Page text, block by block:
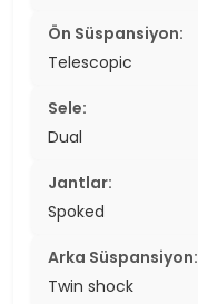
Ön Süspansiyon:
Telescopic
Sele:
Dual
Jantlar:
Spoked
Arka Süspansiyon:
Twin shock